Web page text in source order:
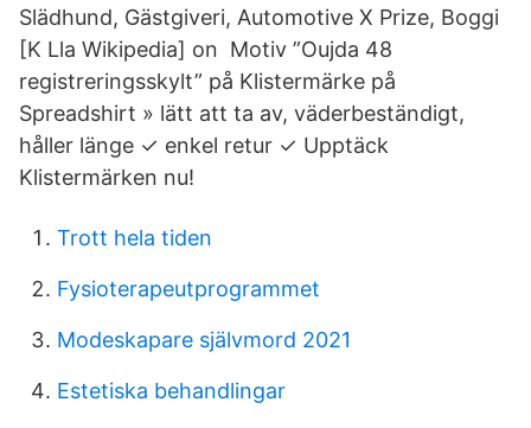
Slädhund, Gästgiveri, Automotive X Prize, Boggi
[K Lla Wikipedia] on Motiv ”Oujda 48
registreringsskylt” på Klistermärke på
Spreadshirt » lätt att ta av, väderbeständigt,
håller länge ✓ enkel retur ✓ Upptäck
Klistermärken nu!
Trott hela tiden
Fysioterapeutprogrammet
Modeskapare självmord 2021
Estetiska behandlingar